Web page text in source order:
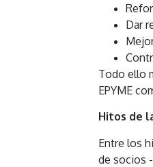
Dar
Todo ello
EPYME
Hitos de
Entre los
de socios